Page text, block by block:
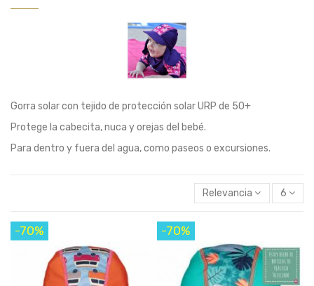
Gorra solar con tejido de protección solar URP de 50+
Protege la cabecita, nuca y orejas del bebé.
Para dentro y fuera del agua, como paseos o excursiones.
Relevancia 6
-70% -70%